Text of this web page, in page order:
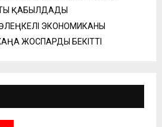
ҚАБЫЛДАДЫ
ЭКОНОМИКАНЫ
ЖОСПАРДЫ БЕКІТТІ